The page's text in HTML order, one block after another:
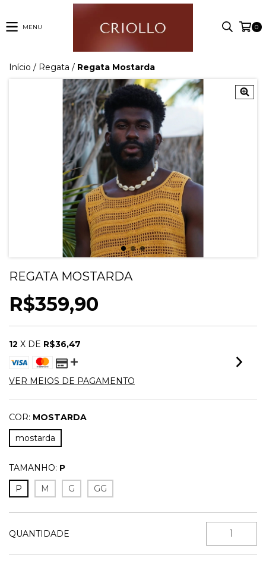
MENU 0
Início / Regata / Regata Mostarda
REGATA MOSTARDA
R$359,90
12 X DE R$36,47
VER MEIOS DE PAGAMENTO
COR: MOSTARDA
mostarda
TAMANHO: P
P
M G GG
QUANTIDADE